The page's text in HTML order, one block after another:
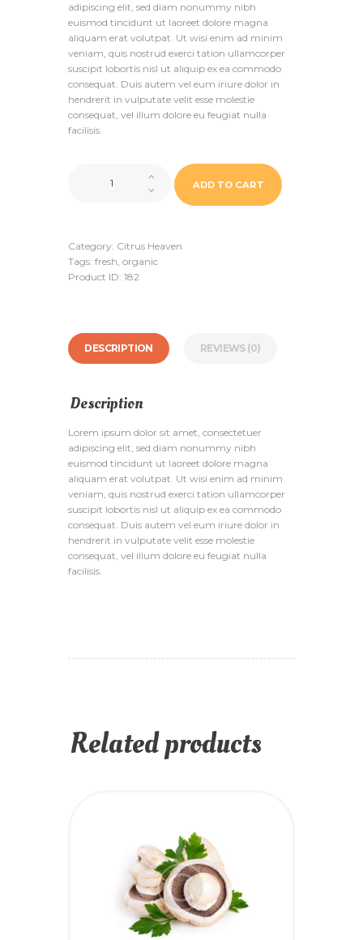
adipiscing elit, sed diam nonummy nibh
euismod tincidunt ut laoreet dolore magna
aliquam erat volutpat. Ut wisi enim ad minim
veniam, quis nostrud exerci tation ullamcorper
suscipit lobortis nisl ut aliquip ex ea commodo
consequat. Duis autem vel eum iriure dolor in
hendrerit in vulputate velit esse molestie
consequat, vel illum dolore eu feugiat nulla
facilisis.
ADD TO CART
Category: Citrus Heaven
Tags: fresh organic
Product ID: 182
DESCRIPTION REVIEWS (0)
Description
Lorem ipsum dolor sit amet, consectetuer
adipiscing elit, sed diam nonummy nibh
euismod tincidunt ut laoreet dolore magna
aliquam erat volutpat. Ut wisi enim ad minim
veniam, quis nostrud exerci tation ullamcorper
suscipit lobortis nisl ut aliquip ex ea commodo
consequat. Duis autem vel eum iriure dolor in
hendrerit in vulputate velit esse molestie
consequat, vel illum dolore eu feugiat nulla
facilisis.
Related products